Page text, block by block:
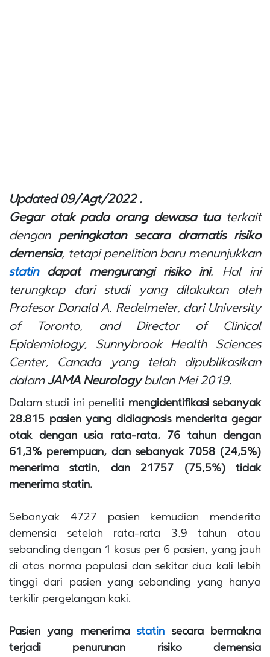
Updated 09/Agt/2022 .
Gegar otak pada orang dewasa tuaterkait
dengan peningkatan secara dramatis risiko
demensia, tetapi penelitian baru menunjukkan
statindapat mengurangi risiko ini. Hal ini
terungkap dari studi yang dilakukan oleh
Profesor Donald A. Redelmeier, dari University
of Toronto, and Director of Clinical
Epidemiology, Sunnybrook Health Sciences
Center, Canada yang telah dipublikasikan
dalam JAMA Neurologybulan Mei 2019.
Dalam studi ini peneliti mengidentifikasi sebanyak
28.815 pasien yang didiagnosis menderita gegar
otak dengan usia rata-rata, 76 tahun dengan
61,3% perempuan, dan sebanyak 7058 (24,5%)
menerima statin, dan 21757 (75,5%) tidak
menerima statin.
Sebanyak 4727 pasien kemudian menderita
demensia setelah rata-rata 3,9 tahun atau
sebanding dengan 1 kasus per 6 pasien, yang jauh
di atas norma populasi dan sekitar dua kali lebih
tinggi dari pasien yang sebanding yang hanya
terkilir pergelangan kaki.
Pasien yang menerimastatin secara bermakna
terjadi penurunan risiko demensia